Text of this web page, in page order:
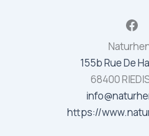
155b Rue De
68400
https://